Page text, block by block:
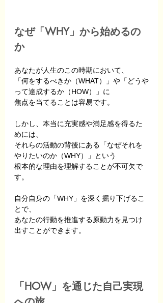
なぜ「WHY」から始めるの
か
あなたが人生のこの時期において、
「何をするべきか（WHAT）」や「どうや
って達成するか（HOW）」に
焦点を当てることは容易です。
しかし、本当に充実感や満足感を得るた
めには、
それらの活動の背後にある「なぜそれを
やりたいのか（WHY）」という
根本的な理由を理解することが不可欠で
す。
自分自身の「WHY」を深く掘り下げるこ
とで、
あなたの行動を推進する原動力を見つけ
出すことができます。
「HOW」を通じた自己実現